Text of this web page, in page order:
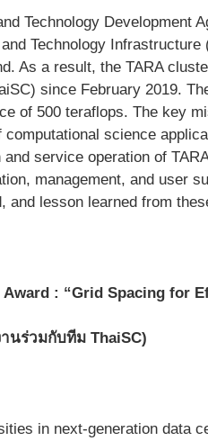
Technology Development
Technology
As a result, the TARA
since February 2019.
of 500 teraflops. The key
computational science
service operation of
management, and user
and lesson learned from
: “Grid Spacing for
นร่วมกับทีม ThaiSC)
in next-generation data